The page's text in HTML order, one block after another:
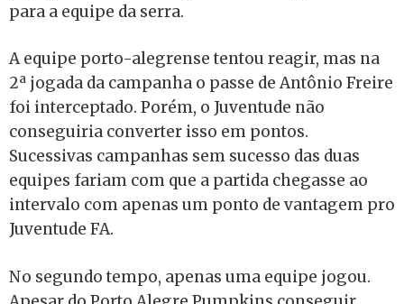
para a equipe da serra.
A equipe porto-alegrense tentou reagir, mas na
2ª jogada da campanha o passe de Antônio Freire
foi interceptado. Porém, o Juventude não
conseguiria converter isso em pontos.
Sucessivas campanhas sem sucesso das duas
equipes fariam com que a partida chegasse ao
intervalo com apenas um ponto de vantagem pro
Juventude FA.
No segundo tempo, apenas uma equipe jogou.